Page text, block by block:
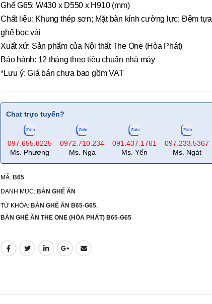
Ghế G65: W430 x D550 x H910 (mm)
Chất liệu: Khung thép sơn; Mặt bàn kính cường lực; Đệm tựa
ghế bọc vải
Xuất xứ: Sản phẩm của Nội thất The One (Hòa Phát)
Bảo hành: 12 tháng theo tiêu chuẩn nhà máy
*Lưu ý: Giá bán chưa bao gồm VAT
Chat trực tuyến?
097.655.8225
Ms. Phương
0972.710.234
Ms. Nga
091.437.1761
Ms. Yến
097.233.5367
Ms. Ngát
MÃ: B65
DANH MỤC: BÀN GHẾ ĂN
TỪ KHÓA: BÀN GHẾ ĂN B65-G65
BÀN GHẾ ĂN THE ONE (HÒA PHÁT) B65-G65